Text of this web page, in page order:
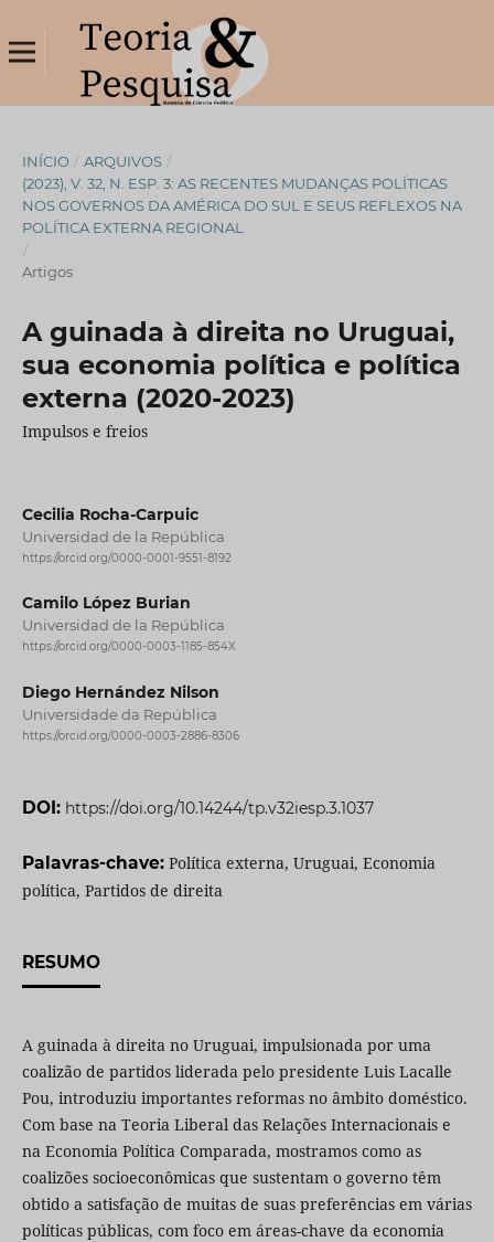
INÍCIO / ARQUIVOS /
(2023), V. 32, N. ESP. 3: AS RECENTES MUDANÇAS POLÍTICAS
NOS GOVERNOS DA AMÉRICA DO SUL E SEUS REFLEXOS NA
POLÍTICA EXTERNA REGIONAL
/
Artigos
A guinada à direita no Uruguai,
sua economia política e política
externa (2020-2023)
Impulsos e freios
Cecilia Rocha-Carpuic
Universidad de la República
https://orcid.org/0000-0001-9551-8192
Camilo López Burian
Universidad de la República
https://orcid.org/0000-0003-1185-854X
Diego Hernández Nilson
Universidade da República
https://orcid.org/0000-0003-2886-8306
DOI: https://doi.org/10.14244/tp.v32iesp.3.1037
Palavras-chave: Política externa, Uruguai, Economia
política, Partidos de direita
RESUMO
A guinada à direita no Uruguai, impulsionada por uma
coalizão de partidos liderada pelo presidente Luis Lacalle
Pou, introduziu importantes reformas no âmbito doméstico.
Com base na Teoria Liberal das Relações Internacionais e
na Economia Política Comparada, mostramos como as
coalizões socioeconômicas que sustentam o governo têm
obtido a satisfação de muitas de suas preferências em várias
políticas públicas, com foco em áreas-chave da economia